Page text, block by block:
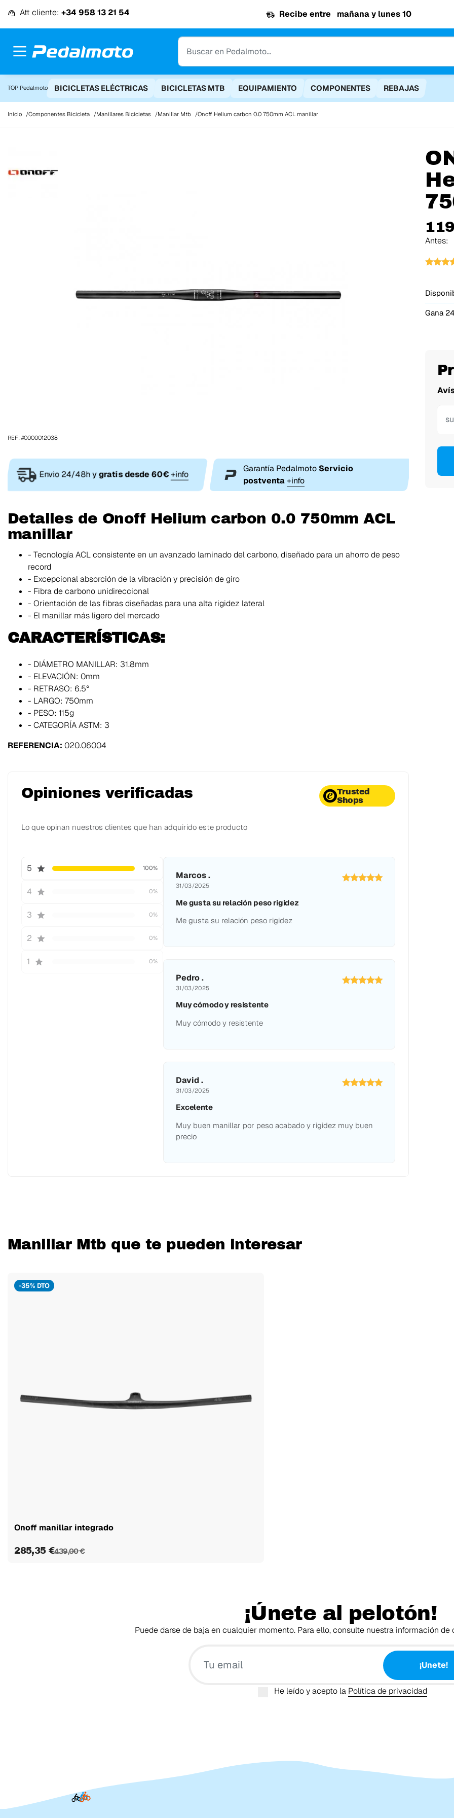
Att cliente: +34 958 13 21 54 Recibe entre mañana y lunes 10
TOP Pedalmoto BICICLETAS ELÉCTRICAS BICICLETAS MTB EQUIPAMIENTO COMPONENTES REBAJAS
Inicio Componentes Bicicleta Manillares Bicicletas Manillar Mtb Onoff Helium carbon 0.0 750mm ACL manillar
Antes:
Gana
REF: #0000012038
Envio 24/48h ygratis desde 60€ +info
Garantía Pedalmoto Servicio
postventa +info
Detalles de Onoff Helium carbon 0.0 750mm ACL
manillar
- Tecnología ACL consistente en un avanzado laminado del carbono, diseñado para un ahorro de peso
record
- Excepcional absorción de la vibración y precisión de giro
- Fibra de carbono unidireccional
- Orientación de las fibras diseñadas para una alta rigidez lateral
- El manillar más ligero del mercado
CARACTERÍSTICAS:
- DIÁMETRO MANILLAR: 31.8mm
- ELEVACIÓN: 0mm
- RETRASO: 6.5°
- LARGO: 750mm
- PESO: 115g
- CATEGORÍA ASTM: 3
REFERENCIA: 020.06004
Opiniones verificadas
Trusted
Shops
Lo que opinan nuestros clientes que han adquirido este producto
5 100%
4 0%
3 0%
2 0%
1 0%
Marcos .
31/03/2025
Me gusta su relación peso rigidez
Me gusta su relación peso rigidez
Pedro .
31/03/2025
Muy cómodo y resistente
Muy cómodo y resistente
David .
31/03/2025
Excelente
Muy buen manillar por peso acabado y rigidez muy buen
precio
Manillar Mtb que te pueden interesar
-35% DTO
Onoff manillar integrado
285,35 €439,00 €
¡Únete al pelotón!
Puede darse de baja en cualquier momento. Para ello, consulte nuestra información
¡Unete!
He leído y acepto la Política de privacidad